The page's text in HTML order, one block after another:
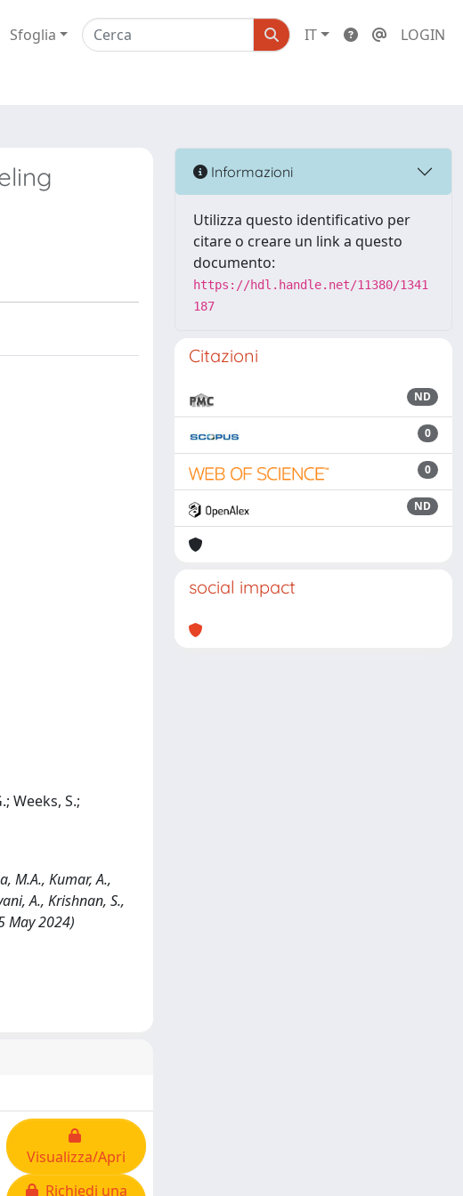
Sfoglia IT LOGIN
Weeks, S.;
M.A., Kumar, A.,
A., Krishnan, S.,
May 2024)
Visualizza/Apri
Richiedi una
Informazioni
Utilizza questo identificativo per
citare o creare un link a questo
documento:
https://hdl.handle.net/11380/1341
187
Citazioni
ND
0
0
ND
social impact